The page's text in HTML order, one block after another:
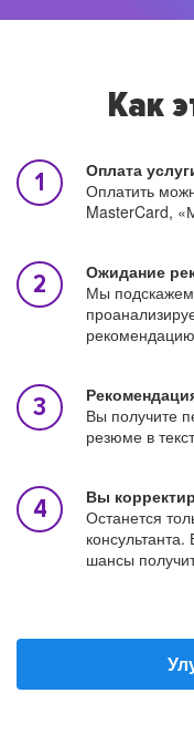
Как
Оплата
Оплатить
MasterCard,
Ожидание
Мы подскажем
Вы получите
резюме в
Вы
Останется
шансы